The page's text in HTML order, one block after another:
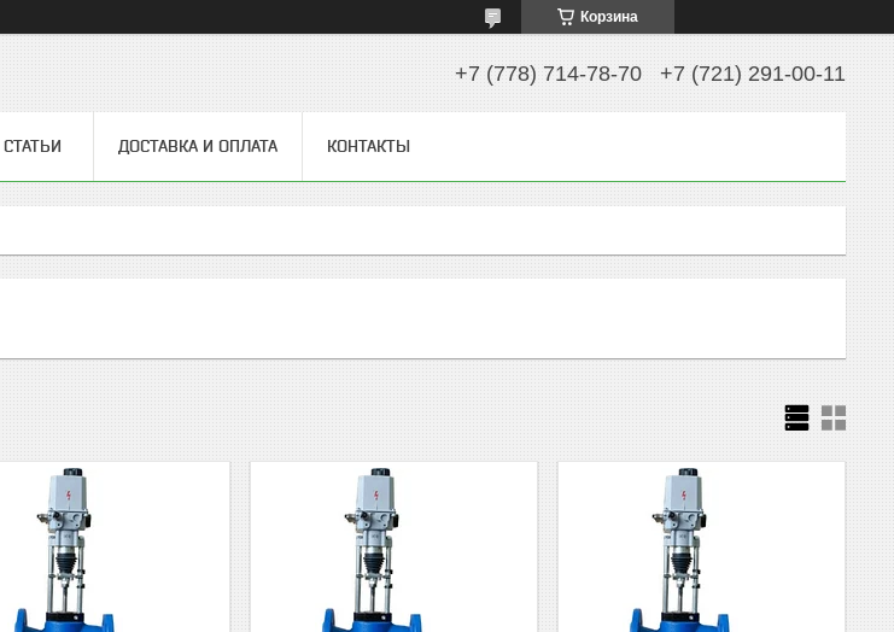
Корзина
+7 (778) 714-78-70 +7 (721) 291-00-11
СТАТЬИ ДОСТАВКА И ОПЛАТА КОНТАКТЫ